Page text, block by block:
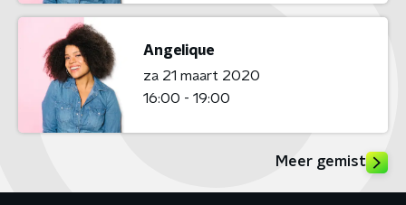
Angelique
za 21 maart 2020
16:00 - 19:00
Meer gemist